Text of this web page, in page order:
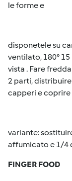
le forme e
disponetele su
ventilato, 180°
vista . Fare
2 parti,
capperi e
variante:
affumicato e 1/4
FINGER FOOD